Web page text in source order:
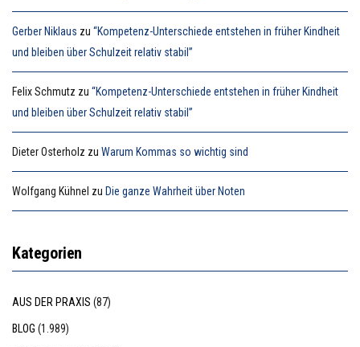
Gerber Niklaus zu “Kompetenz-Unterschiede entstehen in früher Kindheit
und bleiben über Schulzeit relativ stabil”
Felix Schmutz zu “Kompetenz-Unterschiede entstehen in früher Kindheit
und bleiben über Schulzeit relativ stabil”
Dieter Osterholz zu Warum Kommas so wichtig sind
Wolfgang Kühnel zu Die ganze Wahrheit über Noten
Kategorien
AUS DER PRAXIS (87)
BLOG (1.989)